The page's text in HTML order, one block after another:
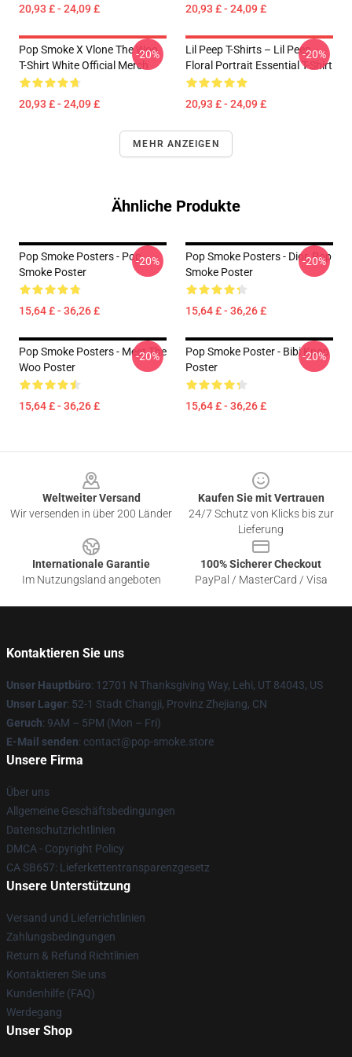
20,93 £ - 24,09 £ 20,93 £ - 24,09 £
Pop Smoke X Vlone The Woo
T-Shirt White Official Merch
20,93 £ - 24,09 £
-20%
Lil Peep T-Shirts – Lil Peep
Floral Portrait Essential T-Shirt
20,93 £ - 24,09 £
-20%
MEHR ANZEIGEN
Ähnliche Produkte
Pop Smoke Posters - Pop
Smoke Poster
15,64 £ - 36,26 £
-20%
Pop Smoke Posters - Dior, Pop
Smoke Poster
15,64 £ - 36,26 £
-20%
Pop Smoke Posters - Meet The
Woo Poster
15,64 £ - 36,26 £
-20%
Pop Smoke Poster - Bibi Kpop
Poster
15,64 £ - 36,26 £
-20%
Weltweiter Versand
Wir versenden in über 200 Länder
Kaufen Sie mit Vertrauen
24/7 Schutz von Klicks bis zur
Lieferung
Internationale Garantie
Im Nutzungsland angeboten
100% Sicherer Checkout
PayPal / MasterCard / Visa
Kontaktieren Sie uns
Unser Hauptbüro: 12701 N Thanksgiving Way, Lehi, UT 84043, US
Unser Lager: 52-1 Stadt Changji, Provinz Zhejiang, CN
Geruch: 9AM – 5PM (Mon – Fri)
E-Mail senden: contact@pop-smoke.store
Unsere Firma
Über uns
Allgemeine Geschäftsbedingungen
Datenschutzrichtlinien
DMCA - Copyright Policy
CA SB657: Lieferkettentransparenzgesetz
Unsere Unterstützung
Versand und Lieferrichtlinien
Zahlungsbedingungen
Return & Refund Richtlinien
Kontaktieren Sie uns
Kundenhilfe (FAQ)
Werdegang
Unser Shop